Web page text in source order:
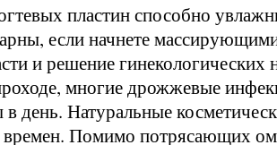
пластин способно
если начнете
и решение гинекологических
многие дрожжевые
день. Натуральные
Помимо потрясающих